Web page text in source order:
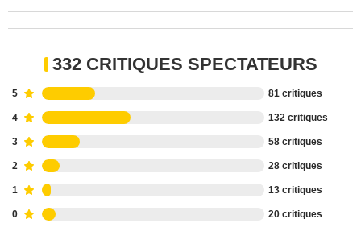
332 CRITIQUES SPECTATEURS
5 81 critiques
4 132 critiques
3 58 critiques
2 28 critiques
1 13 critiques
0 20 critiques